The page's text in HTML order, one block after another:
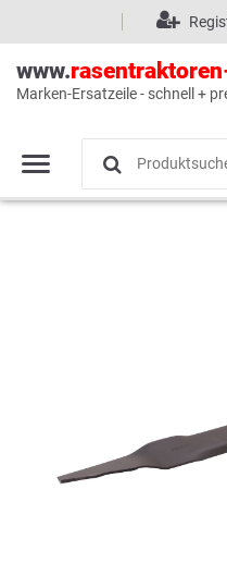
www.
Marken-Ersatzeile - schnell +